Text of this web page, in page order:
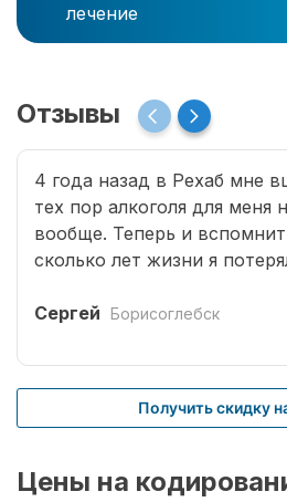
лечение
Отзывы
4 года назад в Рехаб мне
тех пор алкоголя для меня
вообще. Теперь и
сколько лет жизни я
мою новую жизнь.
Сергей Борисоглебск
Получить скидку
Цены на